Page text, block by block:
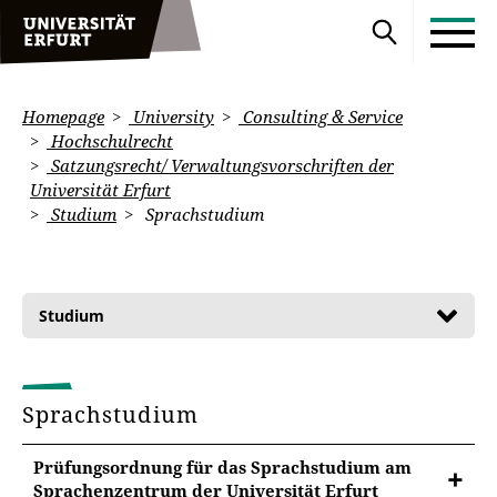
Homepage University
Consulting & Service
Hochschulrecht
Satzungsrecht/ Verwaltungsvorschriften der
Universität Erfurt
Studium
Sprachstudium
Studium
Sprachstudium
Prüfungsordnung für das Sprachstudium am
Sprachenzentrum der Universität Erfurt